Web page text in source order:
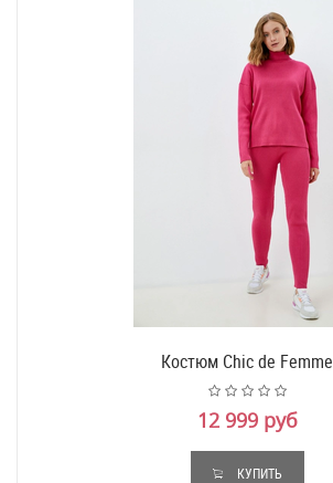
Костюм Chic de Femme
12 999 руб
КУПИТЬ